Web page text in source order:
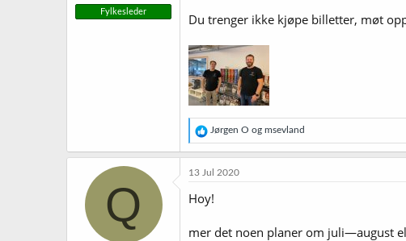
e
r
Fylkesleder Du trenger ikke kjøpe billetter, møt
R
e
a
k
o
e
Jørgen O og msevland
Q
13 Jul 2020
Hoy!
mer det noen planer om juli—august